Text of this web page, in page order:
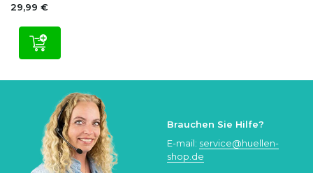
29,99 €
Brauchen Sie Hilfe?
E-mail: service@huellen-
shop.de